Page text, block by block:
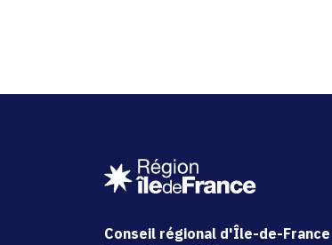
Conseil régional d'Île-de-France